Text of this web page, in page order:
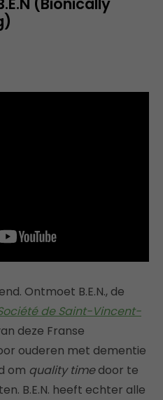
Ontmoet B.E.N., de
de Saint-Vincent-
deze Franse
ouderen met dementie
om quality timedoor te
B.E.N. heeft echter alle